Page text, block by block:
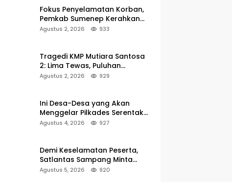
Fokus Penyelamatan Korban,
Pemkab Sumenep Kerahkan
Tim Medis dan Ambulans ke
Agustus 2, 2026 933
Tragedi KMP Mutiara Santosa
2: Lima Tewas, Puluhan
Penumpang Masih Dalam
Agustus 2, 2026 929
Ini Desa-Desa yang Akan
Menggelar Pilkades Serentak
2027 di Kabupaten Sumenep
Agustus 4, 2026 927
Demi Keselamatan Peserta,
Satlantas Sampang Minta
Latihan Gerak Jalan Pindah ke
Agustus 5, 2026 920